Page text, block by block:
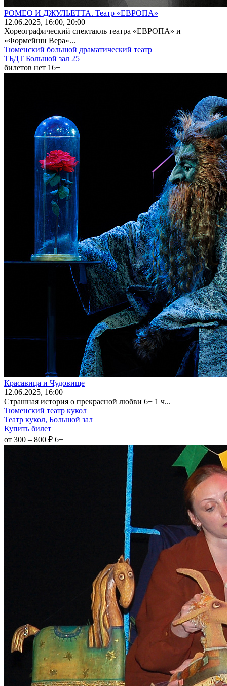
РОМЕО И ДЖУЛЬЕТТА. Театр «ЕВРОПА»
12.06.2025, 16:00, 20:00
Хореографический спектакль театра «ЕВРОПА» и
«Формейшн Вера»...
Тюменский большой драматический театр
ТБДТ Большой зал 25
билетов нет 16+
Красавица и Чудовище
12.06.2025, 16:00
Страшная история о прекрасной любви 6+ 1 ч...
Тюменский театр кукол
Театр кукол, Большой зал
Купить билет
от 300 – 800 ₽ 6+